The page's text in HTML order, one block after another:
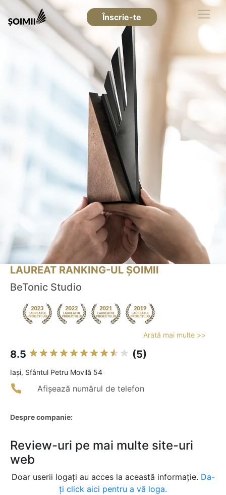
Înscrie-te
LAUREAT RANKING-UL ȘOIMII
BeTonic Studio
Arată mai multe >>
8.5 (5)
Iaşi, Sfântul Petru Movilă 54
Afișează numărul de telefon
Despre companie:
Review-uri pe mai multe site-uri
web
Doar userii logați au acces la această informație. Da-
ți click aici pentru a vă loga.